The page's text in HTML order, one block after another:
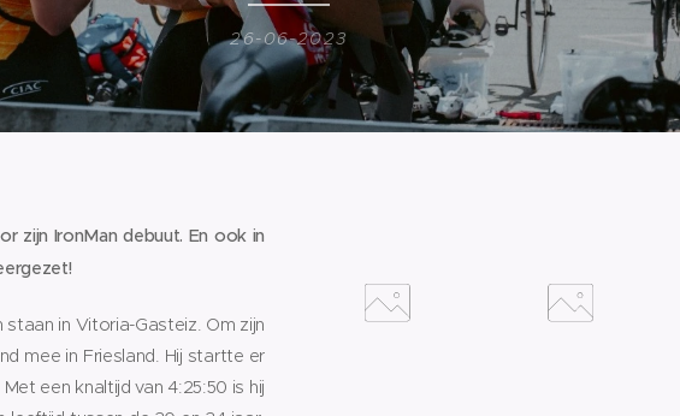
26-06-2023
zijn IronMan debuut. En ook in
in Vitoria-Gasteiz. Om zijn
mee in Friesland. Hij startte er
een knaltijd van 4:25:50 is hij